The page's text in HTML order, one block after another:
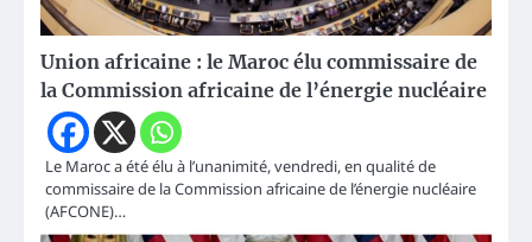
Union africaine : le Maroc élu commissaire de
la Commission africaine de l’énergie nucléaire
Le Maroc a été élu à l’unanimité, vendredi, en qualité de
commissaire de la Commission africaine de l’énergie nucléaire
(AFCONE)…